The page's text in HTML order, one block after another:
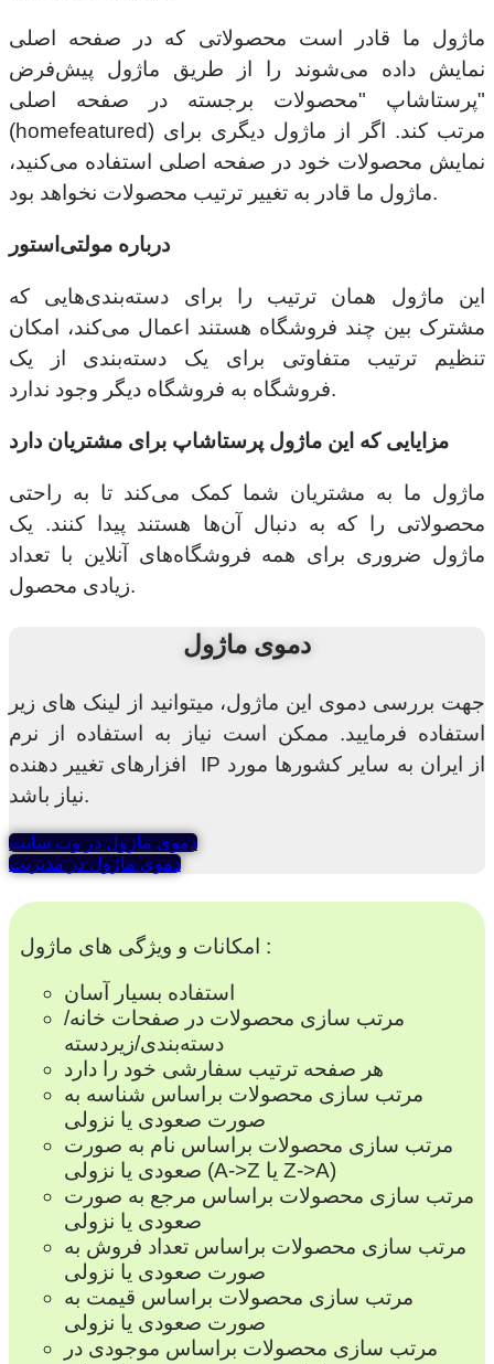
ماژول ما قادر است محصولاتی که در صفحه اصلی
نمایش داده می‌شوند را از طریق ماژول پیش‌فرض
پرستاشاپ "محصولات برجسته در صفحه اصلی"
(homefeatured) مرتب کند. اگر از ماژول دیگری برای
نمایش محصولات خود در صفحه اصلی استفاده می‌کنید،
ماژول ما قادر به تغییر ترتیب محصولات نخواهد بود.
درباره مولتی‌استور
این ماژول همان ترتیب را برای دسته‌بندی‌هایی که
مشترک بین چند فروشگاه هستند اعمال می‌کند، امکان
تنظیم ترتیب متفاوتی برای یک دسته‌بندی از یک
فروشگاه به فروشگاه دیگر وجود ندارد.
مزایایی که این ماژول پرستاشاپ برای مشتریان دارد
ماژول ما به مشتریان شما کمک می‌کند تا به راحتی
محصولاتی را که به دنبال آن‌ها هستند پیدا کنند. یک
ماژول ضروری برای همه فروشگاه‌های آنلاین با تعداد
زیادی محصول.
دموی ماژول
جهت بررسی دموی این ماژول، میتوانید از لینک های زیر
استفاده فرمایید. ممکن است نیاز به استفاده از نرم
افزارهای تغییر دهنده IP از ایران به سایر کشورها مورد
نیاز باشد.
دموی ماژول در وب سایت
دموی ماژول در مدیریت
امکانات و ویژگی های ماژول :
استفاده بسیار آسان
مرتب سازی محصولات در صفحات خانه/
دسته‌بندی/زیردسته
هر صفحه ترتیب سفارشی خود را دارد
مرتب سازی محصولات براساس شناسه به
صورت صعودی یا نزولی
مرتب سازی محصولات براساس نام به صورت
صعودی یا نزولی (A->Z یا Z->A)
مرتب سازی محصولات براساس مرجع به صورت
صعودی یا نزولی
مرتب سازی محصولات براساس تعداد فروش به
صورت صعودی یا نزولی
مرتب سازی محصولات براساس قیمت به
صورت صعودی یا نزولی
مرتب سازی محصولات براساس موجودی در